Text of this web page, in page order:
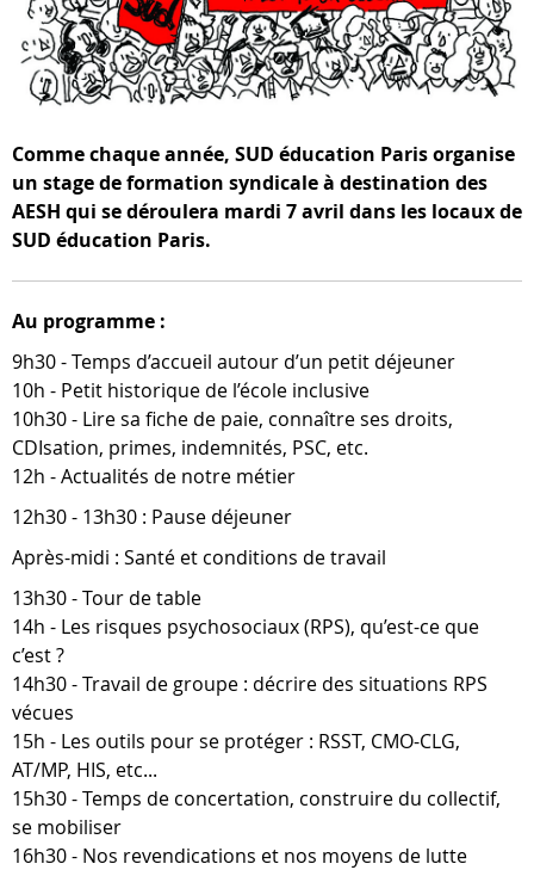
Comme chaque année, SUD éducation Paris organise
un stage de formation syndicale à destination des
AESH qui se déroulera mardi 7 avril dans les locaux de
SUD éducation Paris.
Au programme :
9h30 - Temps d’accueil autour d’un petit déjeuner
10h - Petit historique de l’école inclusive
10h30 - Lire sa fiche de paie, connaître ses droits,
CDIsation, primes, indemnités, PSC, etc.
12h - Actualités de notre métier
12h30 - 13h30 : Pause déjeuner
Après-midi : Santé et conditions de travail
13h30 - Tour de table
14h - Les risques psychosociaux (RPS), qu’est-ce que
c’est ?
14h30 - Travail de groupe : décrire des situations RPS
vécues
15h - Les outils pour se protéger : RSST, CMO-CLG,
AT/MP, HIS, etc...
15h30 - Temps de concertation, construire du collectif,
se mobiliser
16h30 - Nos revendications et nos moyens de lutte